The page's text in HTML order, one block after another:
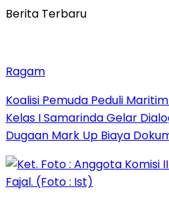
Berita Terbaru
Ragam
Koalisi Pemuda Peduli
Kelas I Samarinda Gelar
Dugaan Mark Up Biaya